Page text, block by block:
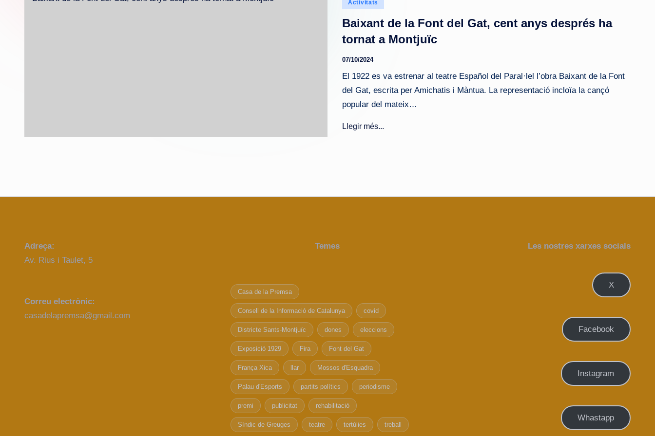
Activitats
Baixant de la Font del Gat, cent anys després ha
tornat a Montjuïc
07/10/2024
El 1922 es va estrenar al teatre Español del Paral·lel l’obra Baixant de la Font
del Gat, escrita per Amichatis i Màntua. La representació incloïa la cançó
popular del mateix…
Llegir més...
Adreça:
Av. Rius i Taulet, 5
Correu electrònic:
casadelapremsa@gmail.com
Temes
Casa de la Premsa
Consell de la Informació de Catalunya covid
Districte Sants-Montjuïc dones eleccions
Exposició 1929 Fira Font del Gat
França Xica llar Mossos d'Esquadra
Palau d'Esports partits polítics periodisme
premi publicitat rehabilitació
Síndic de Greuges teatre tertúlies treball
Les nostres xarxes socials
X
Facebook
Instagram
Whastapp